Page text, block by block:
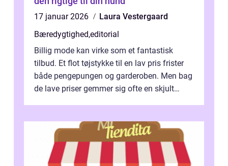
17 januar 2026
Laura Vestergaard
Bæredygtighed,editorial
Billig mode kan virke som et fantastisk
tilbud. Et flot tøjstykke til en lav pris frister
både pengepungen og garderoben. Men bag
de lave priser gemmer sig ofte en skjult